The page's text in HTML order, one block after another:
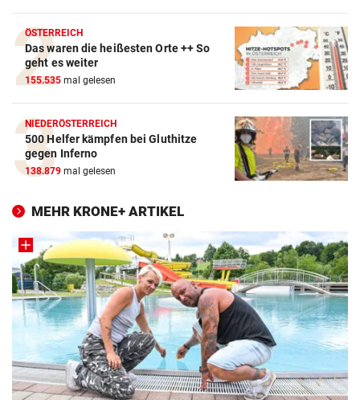
ÖSTERREICH
Das waren die heißesten Orte ++ So
geht es weiter
155.535 mal gelesen
NIEDERÖSTERREICH
500 Helfer kämpfen bei Gluthitze
gegen Inferno
138.879 mal gelesen
MEHR KRONE+ ARTIKEL